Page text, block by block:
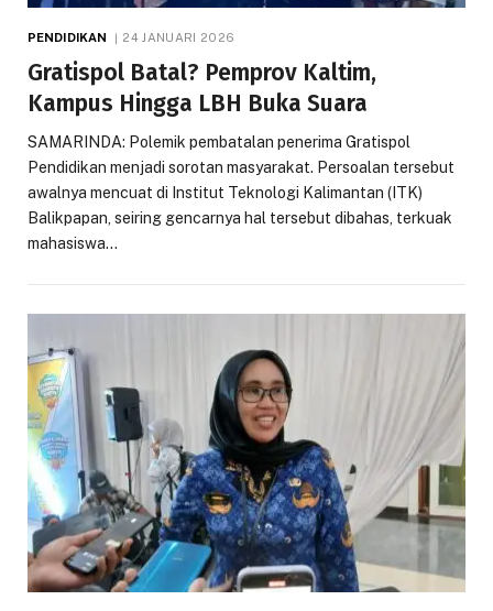
PENDIDIKAN 24 JANUARI 2026
Gratispol Batal? Pemprov Kaltim,
Kampus Hingga LBH Buka Suara
SAMARINDA: Polemik pembatalan penerima Gratispol
Pendidikan menjadi sorotan masyarakat. Persoalan tersebut
awalnya mencuat di Institut Teknologi Kalimantan (ITK)
Balikpapan, seiring gencarnya hal tersebut dibahas, terkuak
mahasiswa…